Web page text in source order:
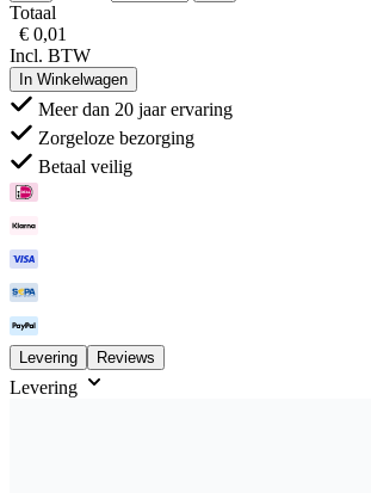
Totaal
€ 0,01
Incl. BTW
In Winkelwagen
Meer dan 20 jaar ervaring
Zorgeloze bezorging
Betaal veilig
Levering Reviews
Levering